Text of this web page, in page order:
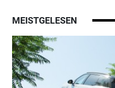
MEISTGELESEN